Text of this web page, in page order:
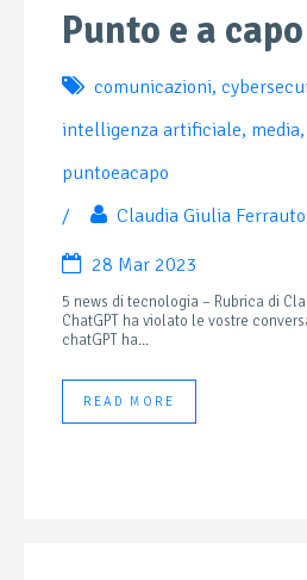
Punto e a
comunicazioni,
intelligenza artificiale, media,
puntoeacapo
/
Claudia Giulia Ferrauto
28 Mar 2023
5 news di tecnologia – Rubrica di
ChatGPT ha violato le vostre
chatGPT ha...
READ MORE